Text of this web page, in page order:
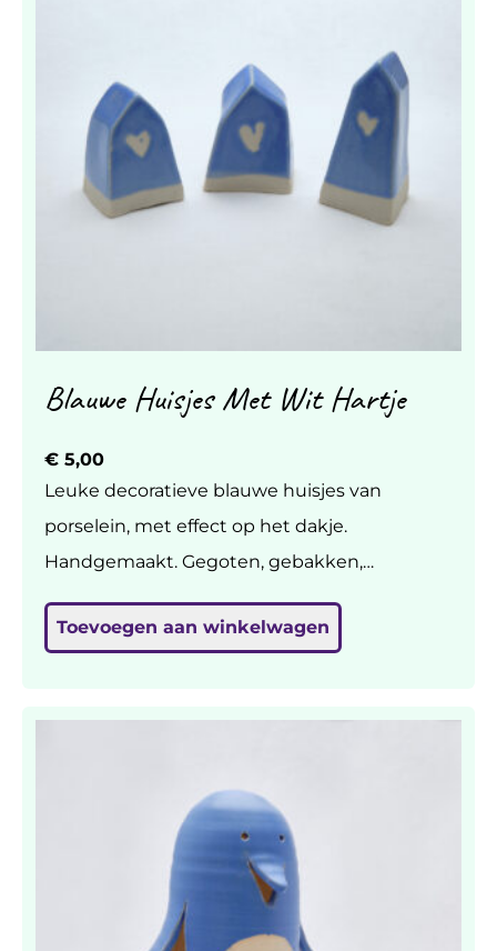
Blauwe Huisjes Met Wit Hartje
€ 5,00
Leuke decoratieve blauwe huisjes van
porselein, met effect op het dakje.
Handgemaakt. Gegoten, gebakken,
per stuk, geef in een berichtje even aan of je
Toevoegen aan winkelwagen